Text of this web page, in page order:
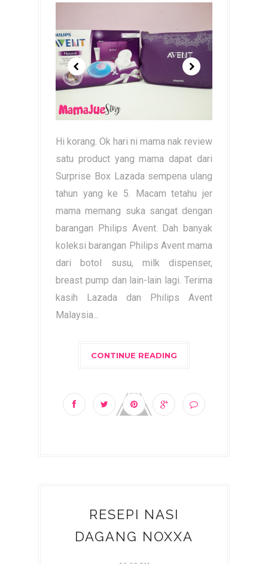
Hi korang. Ok hari ni mama nak review
satu product yang mama dapat dari
Surprise Box Lazada sempena ulang
tahun yang ke 5. Macam tetahu jer
mama memang suka sangat dengan
barangan Philips Avent. Dah banyak
koleksi barangan Philips Avent mama
dari botol susu, milk dispenser,
breast pump dan lain-lain lagi. Terima
kasih Lazada dan Philips Avent
Malaysia...
CONTINUE READING
RESEPI NASI
DAGANG NOXXA